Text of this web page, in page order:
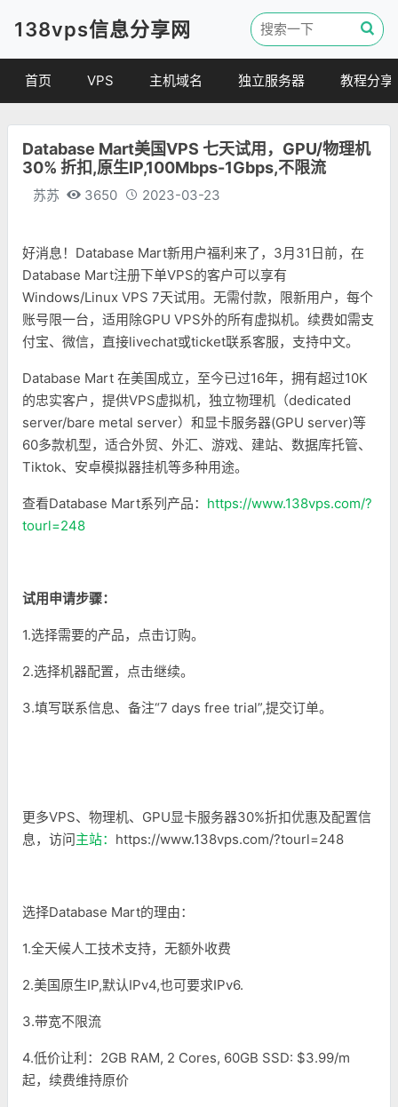
138vps信息分享网
首页 VPS
便宜VPS
VPS评测
主机域名
虚拟主机
独立服务器 教程分享
建站教程
Database Mart美国VPS 七天试用，GPU/物理机
30% 折扣,原生IP,100Mbps-1Gbps,不限流
苏苏 3650 2023-03-23
好消息！Database Mart新用户福利来了，3月31日前，在
Database Mart注册下单VPS的客户可以享有
Windows/Linux VPS 7天试用。无需付款，限新用户，每个
账号限一台，适用除GPU VPS外的所有虚拟机。续费如需支
付宝、微信，直接livechat或ticket联系客服，支持中文。
Database Mart 在美国成立，至今已过16年，拥有超过10K
的忠实客户，提供VPS虚拟机，独立物理机（dedicated
server/bare metal server）和显卡服务器(GPU server)等
60多款机型，适合外贸、外汇、游戏、建站、数据库托管、
Tiktok、安卓模拟器挂机等多种用途。
查看Database Mart系列产品： https://www.138vps.com/?
tourl=248
试用申请步骤：
1.选择需要的产品，点击订购。
2.选择机器配置，点击继续。
3.填写联系信息、备注“7 days free trial”,提交订单。
更多VPS、物理机、GPU显卡服务器30%折扣优惠及配置信
息，访问主站： https://www.138vps.com/?tourl=248
选择Database Mart的理由：
1.全天候人工技术支持，无额外收费
2.美国原生IP,默认IPv4,也可要求IPv6.
3.带宽不限流
4.低价让利：2GB RAM, 2 Cores, 60GB SSD: $3.99/m
起，续费维持原价